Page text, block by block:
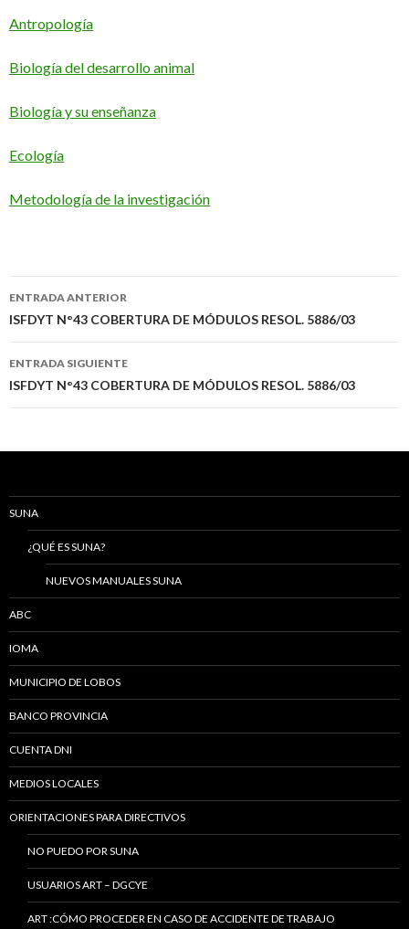
Antropología
Biología del desarrollo animal
Biología y su enseñanza
Ecología
Metodología de la investigación
Navegación
de
entradas
ENTRADA ANTERIOR
ISFDYT N°43 COBERTURA DE MÓDULOS RESOL. 5886/03
ENTRADA SIGUIENTE
ISFDYT N°43 COBERTURA DE MÓDULOS RESOL. 5886/03
SUNA
¿QUÉ ES SUNA?
NUEVOS MANUALES SUNA
ABC
IOMA
MUNICIPIO DE LOBOS
BANCO PROVINCIA
CUENTA DNI
MEDIOS LOCALES
ORIENTACIONES PARA DIRECTIVOS
NO PUEDO POR SUNA
USUARIOS ART – DGCYE
ART :CÓMO PROCEDER EN CASO DE ACCIDENTE DE TRABAJO